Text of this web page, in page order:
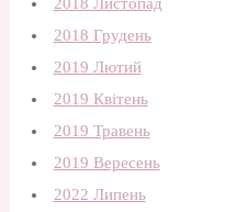
2018 Грудень
2019 Лютий
2019 Квітень
2019 Травень
2019 Вересень
2022 Липень